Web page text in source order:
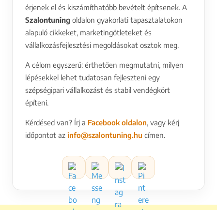
érjenek el és kiszámíthatóbb bevételt építsenek. A
Szalontuningoldalon gyakorlati tapasztalatokon
alapuló cikkeket, marketingötleteket és
vállalkozásfejlesztési megoldásokat osztok meg.
A célom egyszerű: érthetően megmutatni, milyen
lépésekkel lehet tudatosan fejleszteni egy
szépségipari vállalkozást és stabil vendégkört
építeni.
Kérdésed van? Írj a Facebook oldalon, vagy kérj
időpontot az info@szalontuning.hu címen.